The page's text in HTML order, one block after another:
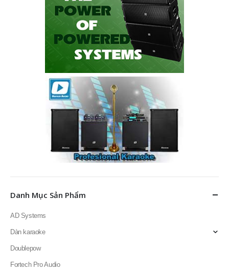
Danh Mục Sản Phẩm
AD Systems
Dàn karaoke
Doublepow
Fortech Pro Audio